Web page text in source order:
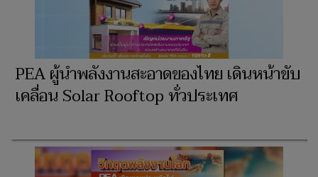
PEA ผู้นำพลังงานสะอาดของไทย เดินหน้าขับ
เคลื่อน Solar Rooftop ทั่วประเทศ